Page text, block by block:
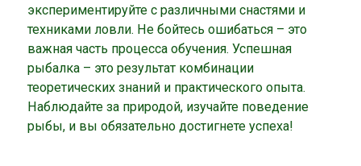
экспериментируйте с различными снастями и
техниками ловли. Не бойтесь ошибаться – это
важная часть процесса обучения. Успешная
рыбалка – это результат комбинации
теоретических знаний и практического опыта.
Наблюдайте за природой, изучайте поведение
рыбы, и вы обязательно достигнете успеха!